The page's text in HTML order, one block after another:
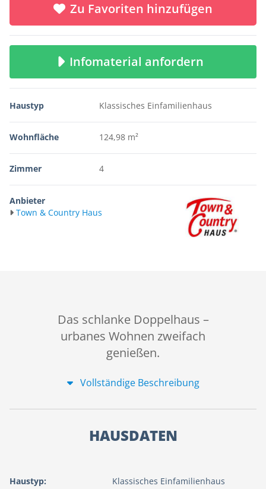
Zu Favoriten hinzufügen
Infomaterial anfordern
Haustyp Klassisches Einfamilienhaus
Wohnfläche 124,98 m²
Zimmer 4
Anbieter
Town & Country Haus
Das schlanke Doppelhaus –
urbanes Wohnen zweifach
genießen.
Vollständige Beschreibung
HAUSDATEN
Haustyp: Klassisches Einfamilienhaus